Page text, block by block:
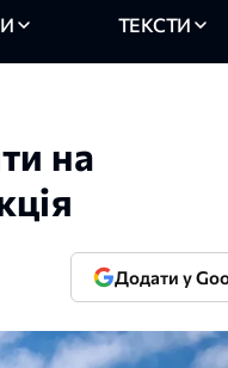
ТЕКСТИ
на
Додати у